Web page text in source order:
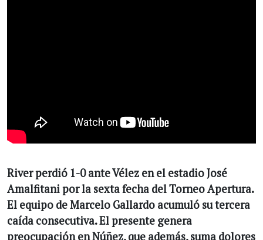
River perdió 1-0 ante Vélez en el estadio José
Amalfitani por la sexta fecha del Torneo Apertura.
El equipo de Marcelo Gallardo acumuló su tercera
caída consecutiva. El presente genera
preocupación en Núñez, que además, suma dolores